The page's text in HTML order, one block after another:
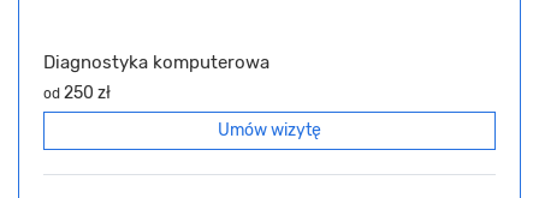
Diagnostyka komputerowa
od 250 zł
Umów wizytę